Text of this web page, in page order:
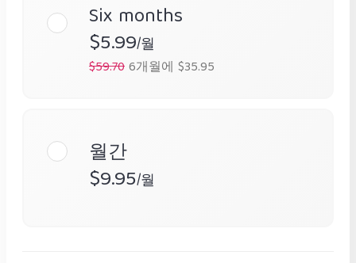
Six months
$5.99/월
$59.706개월에 $35.95
월간
$9.95/월